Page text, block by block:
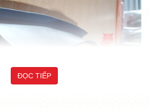
ĐỌC TIẾP